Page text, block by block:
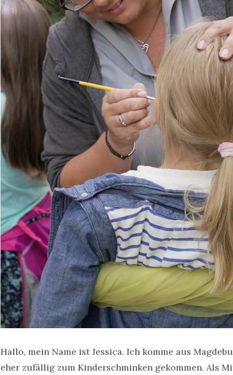
Hallo, mein Name ist Jessica. Ich komme aus
eher zufällig zum Kinderschminken gekommen. Als